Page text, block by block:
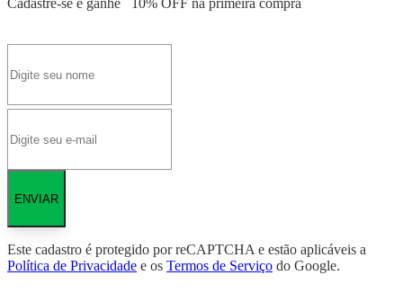
Cadastre-se e ganhe 10% OFF na primeira compra
ENVIAR
Este cadastro é protegido por reCAPTCHA e estão aplicáveis a
Política de Privacidade e os Termos de Serviço do Google.